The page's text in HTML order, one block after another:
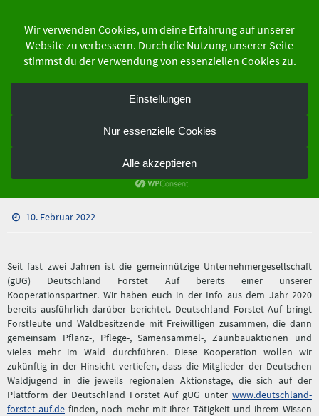
springen
der Schutzgemeinschaft Deutscher Wald
Bundesverband e.V.
Deutsche Waldjugend und
Deutschland Forstet Auf
vertiefen Kooperation
10. Februar 2022
Seit fast zwei Jahren ist die gemeinnützige Unternehmergesellschaft
(gUG) Deutschland Forstet Auf bereits einer unserer
Kooperationspartner. Wir haben euch in der Info aus dem Jahr 2020
bereits ausführlich darüber berichtet. Deutschland Forstet Auf bringt
Forstleute und Waldbesitzende mit Freiwilligen zusammen, die dann
gemeinsam Pflanz-, Pflege-, Samensammel-, Zaunbauaktionen und
vieles mehr im Wald durchführen. Diese Kooperation wollen wir
zukünftig in der Hinsicht vertiefen, dass die Mitglieder der Deutschen
Waldjugend in die jeweils regionalen Aktionstage, die sich auf der
Plattform der Deutschland Forstet Auf gUG unter www.deutschland-
forstet-auf.de finden, noch mehr mit ihrer Tätigkeit und ihrem Wissen